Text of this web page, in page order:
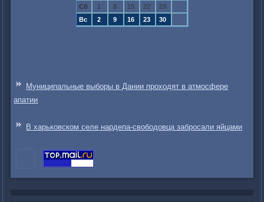
Сб
1 8 15 22
29
Вс
2 9 16 23 30
Муниципальные выборы в Дании проходят в атмосфере
апатии
В харьковском селе нардепа-свободовца забросали яйцами